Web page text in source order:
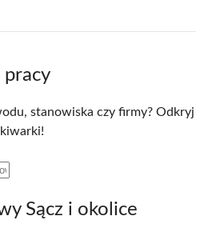
stanowiska czy firmy? Odkryj
Sącz i okolice